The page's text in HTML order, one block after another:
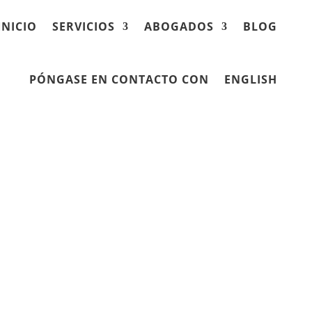
SERVICIOS ABOGADOS BLOG
PÓNGASE EN CONTACTO CON ENGLISH